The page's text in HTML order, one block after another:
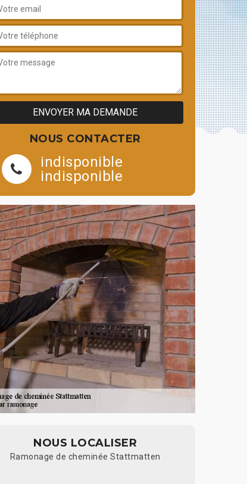
NOUS CONTACTER
indisponible
indisponible
NOUS LOCALISER
Ramonage de cheminée Stattmatten